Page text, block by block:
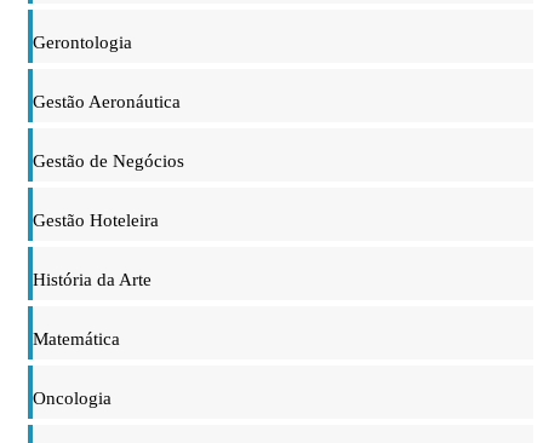
Gerontologia
Gestão Aeronáutica
Gestão de Negócios
Gestão Hoteleira
História da Arte
Matemática
Oncologia